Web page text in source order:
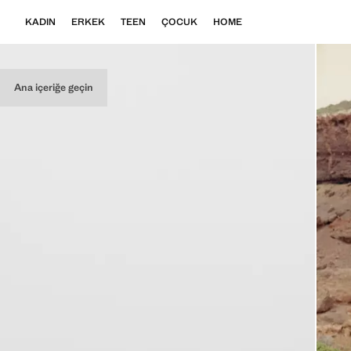
Ana içeriğe geçin
KADIN ERKEK TEEN ÇOCUK HOME